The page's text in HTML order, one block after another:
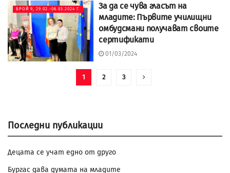
БРОЙ 9, 29.02.-06.03.2024 Г.
За да се чува гласът на
младите: Първите училищни
омбудсмани получават своите
сертификати
01/03/2024
1 2 3
Последни публикации
Децата се учат едно от друго
Бургас дава думата на младите